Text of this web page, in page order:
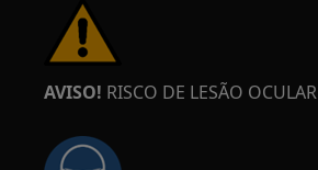
AVISO! RISCO DE LESÃO OCULAR